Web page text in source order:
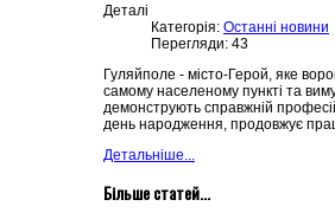
Деталі
Категорія: Останні новини
Перегляди: 43
Гуляйполе - місто-Герой, яке
самому населеному пункті та
демонструють справжній
день народження, продовжує
Детальніше...
Більше статей...